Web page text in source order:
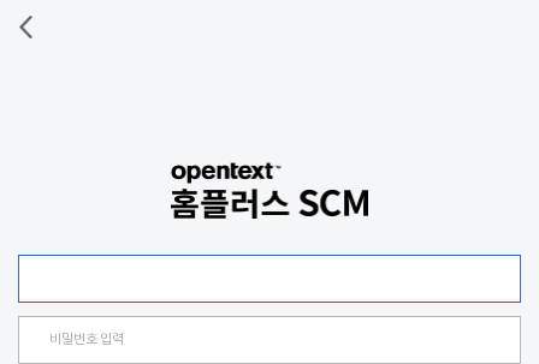
비밀번호 입력